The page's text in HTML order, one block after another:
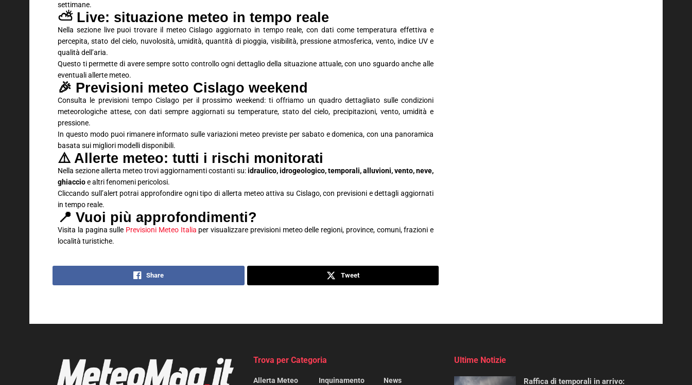
settimane.
⛅ Live: situazione meteo in tempo reale
Nella sezione live puoi trovare il meteo Cislago aggiornato in tempo reale, con dati come temperatura effettiva e
percepita, stato del cielo, nuvolosità, umidità, quantità di pioggia, visibilità, pressione atmosferica, vento, indice UV e
qualità dell’aria.
Questo ti permette di avere sempre sotto controllo ogni dettaglio della situazione attuale, con uno sguardo anche alle
eventuali allerte meteo.
🎉 Previsioni meteo Cislago weekend
Consulta le previsioni tempo Cislago per il prossimo weekend: ti offriamo un quadro dettagliato sulle condizioni
meteorologiche attese, con dati sempre aggiornati su temperature, stato del cielo, precipitazioni, vento, umidità e
pressione.
In questo modo puoi rimanere informato sulle variazioni meteo previste per sabato e domenica, con una panoramica
basata sui migliori modelli disponibili.
⚠️ Allerte meteo: tutti i rischi monitorati
Nella sezione allerta meteo trovi aggiornamenti costanti su:idraulico, idrogeologico, temporali, alluvioni, vento, neve,
ghiaccioe altri fenomeni pericolosi.
Cliccando sull’alert potrai approfondire ogni tipo di allerta meteo attiva su Cislago, con previsioni e dettagli aggiornati
in tempo reale.
📍 Vuoi più approfondimenti?
Visita la pagina sulle Previsioni Meteo Italia per visualizzare previsioni meteo delle regioni, province, comuni, frazioni e
località turistiche.
Share Tweet
Trova per Categoria
Allerta Meteo
Inquinamento
News
Ultime Notizie
Raffica di temporali in arrivo: